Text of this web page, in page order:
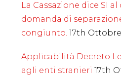
La Cassazione dice SI
domanda di
congiunto. 17th
Applicabilità Decreto
agli enti stranieri 17th